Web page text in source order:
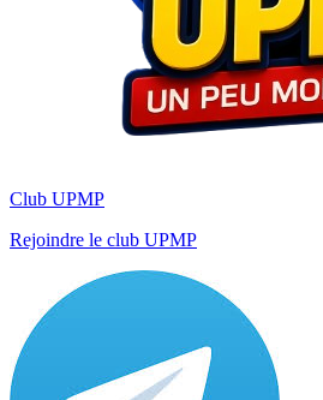
Club UPMP
Rejoindre le club UPMP